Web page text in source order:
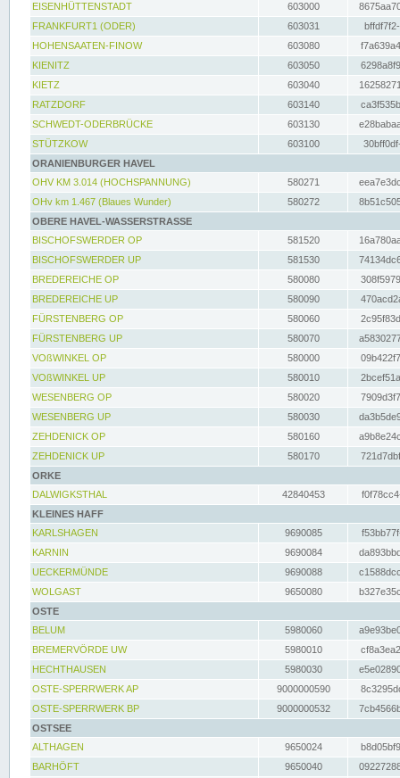
EISENHÜTTENSTADT
603000
FRANKFURT1 (ODER)
603031
HOHENSAATEN-FINOW
603080
KIENITZ
603050
KIETZ
603040
RATZDORF
603140
SCHWEDT-ODERBRÜCKE
603130
STÜTZKOW
603100
ORANIENBURGER HAVEL
OHV KM 3.014 (HOCHSPANNUNG)
580271
OHv km 1.467 (Blaues Wunder)
580272
OBERE HAVEL-WASSERSTRASSE
BISCHOFSWERDER OP
581520
BISCHOFSWERDER UP
581530
BREDEREICHE OP
580080
BREDEREICHE UP
580090
FÜRSTENBERG OP
580060
FÜRSTENBERG UP
580070
VOßWINKEL OP
580000
VOßWINKEL UP
580010
WESENBERG OP
580020
WESENBERG UP
580030
ZEHDENICK OP
580160
ZEHDENICK UP
580170
ORKE
DALWIGKSTHAL
42840453
KLEINES HAFF
KARLSHAGEN
9690085
KARNIN
9690084
UECKERMÜNDE
9690088
WOLGAST
9650080
OSTE
BELUM
5980060
BREMERVÖRDE UW
5980010
HECHTHAUSEN
5980030
OSTE-SPERRWERK AP
9000000590
OSTE-SPERRWERK BP
9000000532
OSTSEE
ALTHAGEN
9650024
BARHÖFT
9650040